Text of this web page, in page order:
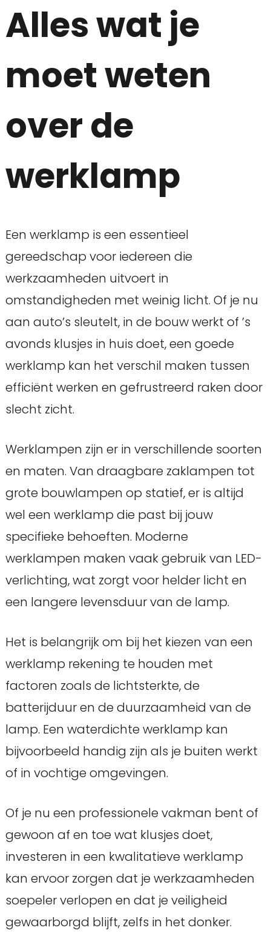
Alles wat je
moet weten
over de
werklamp
Een werklamp is een essentieel
gereedschap voor iedereen die
werkzaamheden uitvoert in
omstandigheden met weinig licht. Of je nu
aan auto’s sleutelt, in de bouw werkt of ’s
avonds klusjes in huis doet, een goede
werklamp kan het verschil maken tussen
efficiënt werken en gefrustreerd raken door
slecht zicht.
Werklampen zijn er in verschillende soorten
en maten. Van draagbare zaklampen tot
grote bouwlampen op statief, er is altijd
wel een werklamp die past bij jouw
specifieke behoeften. Moderne
werklampen maken vaak gebruik van LED-
verlichting, wat zorgt voor helder licht en
een langere levensduur van de lamp.
Het is belangrijk om bij het kiezen van een
werklamp rekening te houden met
factoren zoals de lichtsterkte, de
batterijduur en de duurzaamheid van de
lamp. Een waterdichte werklamp kan
bijvoorbeeld handig zijn als je buiten werkt
of in vochtige omgevingen.
Of je nu een professionele vakman bent of
gewoon af en toe wat klusjes doet,
investeren in een kwalitatieve werklamp
kan ervoor zorgen dat je werkzaamheden
soepeler verlopen en dat je veiligheid
gewaarborgd blijft, zelfs in het donker.